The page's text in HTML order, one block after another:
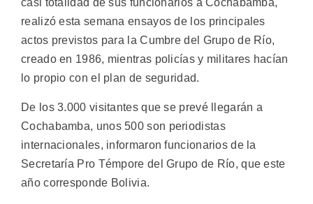
casi totalidad de sus funcionarios a Cochabamba,
realizó esta semana ensayos de los principales
actos previstos para la Cumbre del Grupo de Río,
creado en 1986, mientras policías y militares hacían
lo propio con el plan de seguridad.
De los 3.000 visitantes que se prevé llegarán a
Cochabamba, unos 500 son periodistas
internacionales, informaron funcionarios de la
Secretaría Pro Témpore del Grupo de Río, que este
año corresponde Bolivia.